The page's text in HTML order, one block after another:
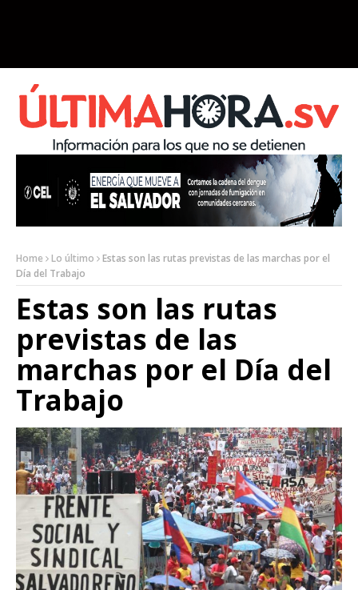
Home Lo último
Estas son las rutas previstas de las marchas por el
Día del Trabajo
Estas son las rutas
previstas de las
marchas por el Día del
Trabajo